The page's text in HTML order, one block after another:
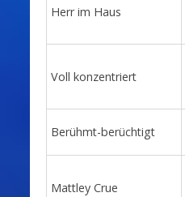
Herr im Haus
Voll konzentriert
Berühmt-berüchtigt
Mattley Crue